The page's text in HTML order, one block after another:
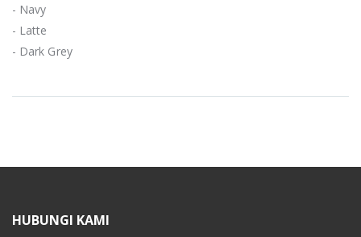
- Navy
- Latte
- Dark Grey
HUBUNGI KAMI